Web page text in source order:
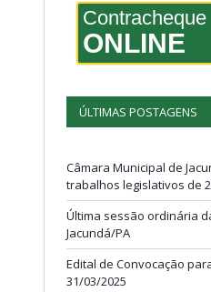
Contracheque
ONLINE
ÚLTIMAS POSTAGENS
Câmara Municipal de
trabalhos legislativos de
Última sessão ordinária
Jacundá/PA
Edital de Convocação
31/03/2025